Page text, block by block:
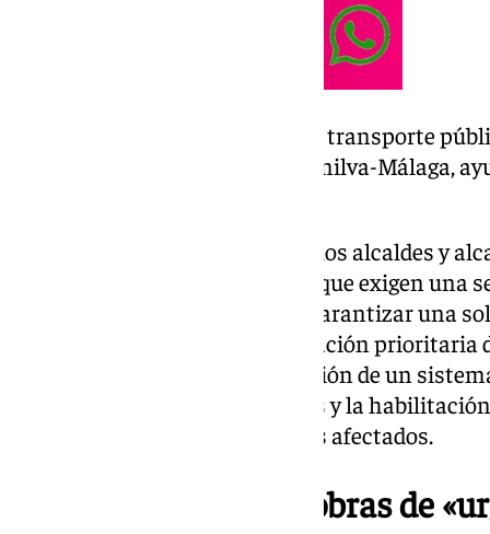
Se pide reparación urgente, transporte
vía, liberación del peaje Manilva-Málaga,
Como resultado del encuentro, los alcaldes y
declaración institucional en la que exigen una
mitigar los efectos del cierre y garantizar una
documento, se solicita la reparación prioritaria
de emergencia, la implementación de un
sobre el progreso de los trabajos y la
para facilitar la movilidad de los afectados.
La Junta declara las obras de